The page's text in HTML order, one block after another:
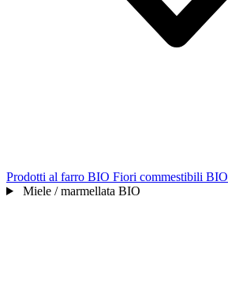
Prodotti al farro BIO Fiori commestibili BIO
Miele / marmellata BIO